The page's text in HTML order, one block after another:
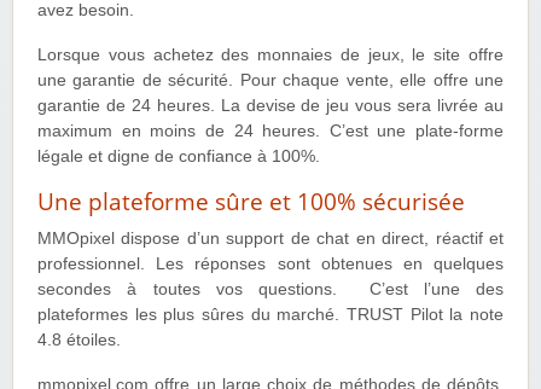
avez besoin.
Lorsque vous achetez des monnaies de jeux, le site offre
une garantie de sécurité. Pour chaque vente, elle offre une
garantie de 24 heures. La devise de jeu vous sera livrée au
maximum en moins de 24 heures. C’est une plate-forme
légale et digne de confiance à 100%.
Une plateforme sûre et 100% sécurisée
MMOpixel dispose d’un support de chat en direct, réactif et
professionnel. Les réponses sont obtenues en quelques
secondes à toutes vos questions. C’est l’une des
plateformes les plus sûres du marché. TRUST Pilot la note
4.8 étoiles.
mmopixel.com offre un large choix de méthodes de dépôts,